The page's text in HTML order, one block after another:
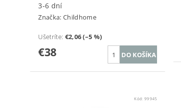
3-6 dní
Značka: Childhome
Ušetríte: €2,06 (–5 %)
€38
Kód: 99945